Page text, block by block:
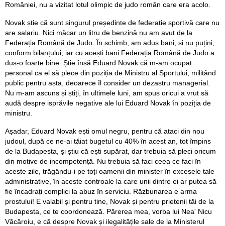
României, nu a vizitat lotul olimpic de judo român care era acolo.
Novak știe că sunt singurul președinte de federație sportivă care nu
are salariu. Nici măcar un litru de benzină nu am avut de la
Federația Română de Judo. În schimb, am adus bani, și nu puțini,
conform bilanțului, iar cu acești bani Federația Română de Judo a
dus-o foarte bine. Știe însă Eduard Novak că m-am ocupat
personal ca el să plece din poziția de Ministru al Sportului, militând
public pentru asta, deoarece îl consider un dezastru managerial.
Nu m-am ascuns și știți, în ultimele luni, am spus oricui a vrut să
audă despre isprăvile negative ale lui Eduard Novak în poziția de
ministru.
Așadar, Eduard Novak ești omul negru, pentru că ataci din nou
judoul, după ce ne-ai tăiat bugetul cu 40% în acest an, tot împins
de la Budapesta, și știu că ești supărat, dar trebuia să pleci oricum
din motive de incompetență. Nu trebuia să faci ceea ce faci în
aceste zile, trăgându-i pe toți oamenii din minister în excesele tale
administrative, în aceste controale la care unii dintre ei ar putea să
fie încadrați complici la abuz în serviciu. Răzbunarea e arma
prostului! E valabil și pentru tine, Novak și pentru prietenii tăi de la
Budapesta, ce te coordonează. Părerea mea, vorba lui Nea' Nicu
Văcăroiu, e că despre Novak și ilegalitățile sale de la Ministerul